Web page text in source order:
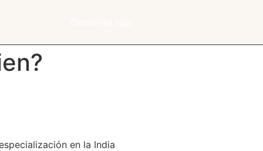
en la India